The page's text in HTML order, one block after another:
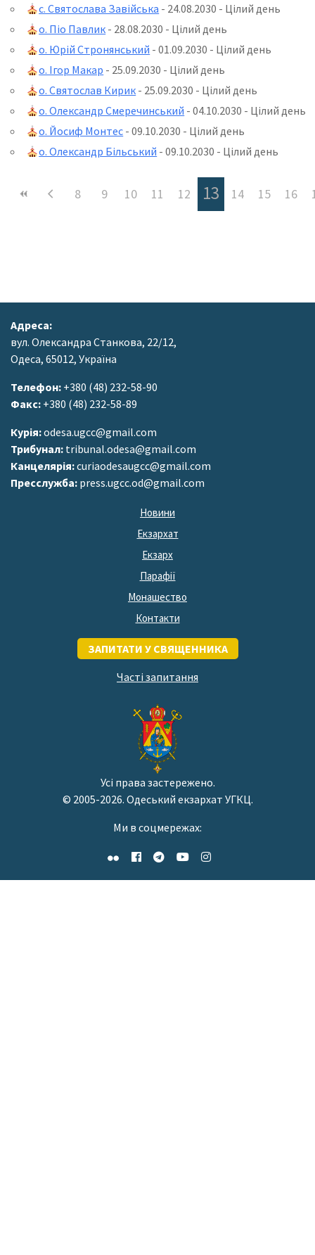
с. Святослава Завійська - 24.08.2030 - Цілий день
о. Піо Павлик - 28.08.2030 - Цілий день
о. Юрій Стронянський - 01.09.2030 - Цілий день
о. Ігор Макар - 25.09.2030 - Цілий день
о. Святослав Кирик - 25.09.2030 - Цілий день
о. Олександр Смеречинський - 04.10.2030 - Цілий день
о. Йосиф Монтес - 09.10.2030 - Цілий день
о. Олександр Більський - 09.10.2030 - Цілий день
8 9 10 11 12 13 14 15 16
Адреса:
вул. Олександра Станкова, 22/12,
Одеса, 65012, Україна
Телефон: +380 (48) 232-58-90
Факс: +380 (48) 232-58-89
Курія:odesa.ugcc@gmail.com
Трибунал: tribunal.odesa@gmail.com
Канцелярія:curiaodesaugcc@gmail.com
Пресслужба: press.ugcc.od@gmail.com
Новини
Екзархат
Екзарх
Парафії
Монашество
Контакти
ЗАПИТАТИ У СВЯЩЕННИКА
Часті запитання
Усі права застережено.
© 2005-2026. Одеський екзархат УГКЦ.
Ми в соцмережах: